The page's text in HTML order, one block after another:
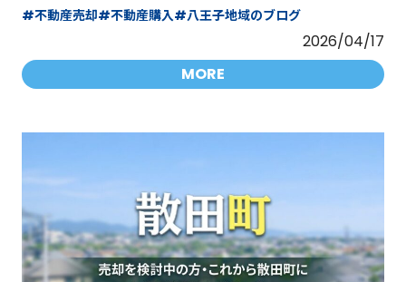
#不動産売却#不動産購入#八王子地域のブログ
2026/04/17
MORE